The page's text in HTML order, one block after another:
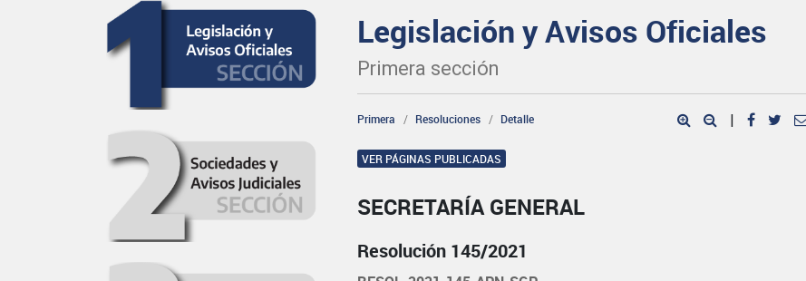
Legislación y Avisos Oficiales
Primera sección
Primera Resoluciones Detalle |
VER PÁGINAS PUBLICADAS
SECRETARÍA GENERAL
Resolución 145/2021